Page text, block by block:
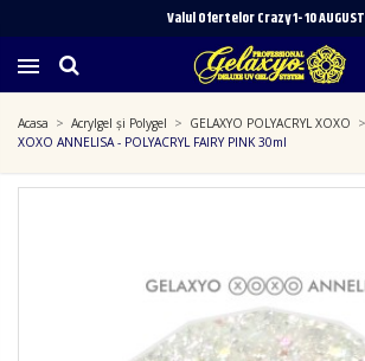
Valul Ofertelor Crazy 1- 10 AUGUST
Acasa Acrylgel și Polygel GELAXYO POLYACRYL XOXO
XOXO ANNELISA - POLYACRYL FAIRY PINK 30ml